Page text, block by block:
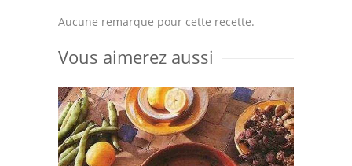
Aucune remarque pour cette recette.
Vous aimerez aussi